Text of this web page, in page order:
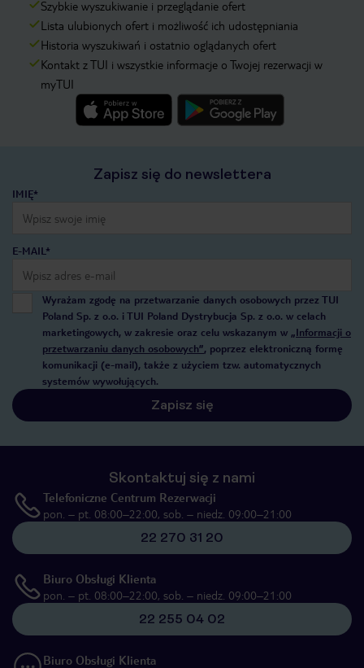
Szybkie wyszukiwanie i przeglądanie ofert
Lista ulubionych ofert i możliwość ich udostępniania
Historia wyszukiwań i ostatnio oglądanych ofert
Kontakt z TUI i wszystkie informacje o Twojej rezerwacji w
myTUI
Zapisz się do newslettera
IMIĘ*
E-MAIL*
Wyrażam zgodę na przetwarzanie danych osobowych przez TUI
Poland Sp. z o.o. i TUI Poland Dystrybucja Sp. z o.o. w celach
marketingowych, w zakresie oraz celu wskazanym w „Informacji o
przetwarzaniu danych osobowych”, poprzez elektroniczną formę
komunikacji (e-mail), także z użyciem tzw. automatycznych
systemów wywołujących.
Zapisz się
Skontaktuj się z nami
Telefoniczne Centrum Rezerwacji
pon. – pt. 08:00–22:00, sob. – niedz. 09:00–21:00
22 270 31 20
Biuro Obsługi Klienta
pon. – pt. 08:00–22:00, sob. – niedz. 09:00–21:00
22 255 04 02
Biuro Obsługi Klienta